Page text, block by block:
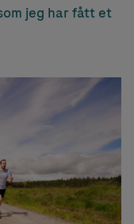
jeg har fått et